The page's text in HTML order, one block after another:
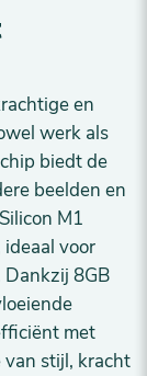
en
werk als
biedt de
beelden en
M1
voor
8GB
met
van stijl, kracht